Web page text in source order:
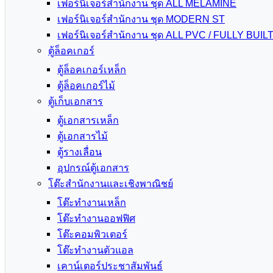
เฟอร์นิเจอร์สำนักงาน ชุด ALL MELAMINE
เฟอร์นิเจอร์สำนักงาน ชุด MODERN ST
เฟอร์นิเจอร์สำนักงาน ชุด ALL PVC / FULLY BUILT
ตู้ล็อคเกอร์
ตู้ล็อคเกอร์เหล็ก
ตู้ล็อคเกอร์ไม้
ตู้เก็บเอกสาร
ตู้เอกสารเหล็ก
ตู้เอกสารไม้
ตู้รางเลื่อน
อุปกรณ์ตู้เอกสาร
โต๊ะสำนักงานและเชิงพาณิชย์
โต๊ะทำงานเหล็ก
โต๊ะทำงานออฟฟิศ
โต๊ะคอมพิวเตอร์
โต๊ะทำงานตัวแอล
เคาน์เตอร์ประชาสัมพันธ์